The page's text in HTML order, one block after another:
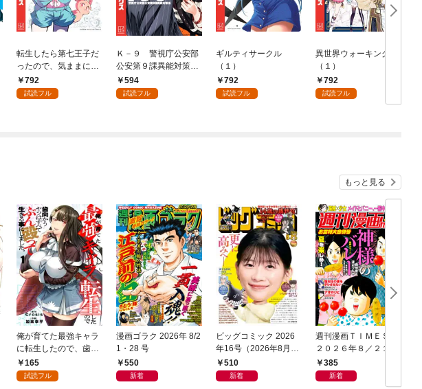
転生したら第七王子だ
ったので、気ままに魔
術を極めます（１）
792
試読フル
Ｋ－９ 警視庁公安部
公安第９課異能対策係
（１）
594
試読フル
ギルティサークル
（１）
792
試読フル
異世界ウォーキング
（１）
792
試読フル
もっと見る
俺が育てた最強キャラ
に転生したので、歯向
かうヤツはすべてぶん
殴って生きる事にしま
165
試読フル
漫画ゴラク 2026年 8/2
1・28 号
550
新着
ビッグコミック 2026
年16号（2026年8月7
日発売）
510
新着
週刊漫画ＴＩＭＥＳ
２０２６年８／２１・
２８合併号
385
新着